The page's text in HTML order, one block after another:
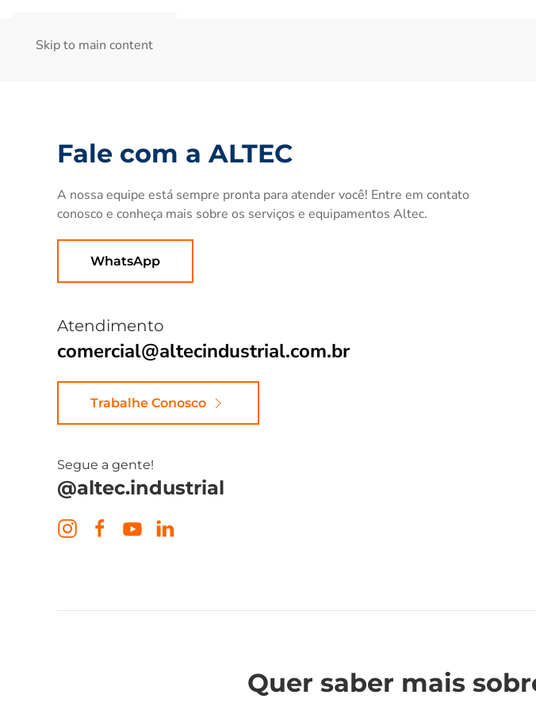
Skip to main content
Fale com a ALTEC
A nossa equipe está sempre pronta para atender você! Entre em contato
conosco e conheça mais sobre os serviços e equipamentos Altec.
WhatsApp
Atendimento
comercial@altecindustrial.com.br
Trabalhe Conosco
Segue a gente!
@altec.industrial
Quer saber mais